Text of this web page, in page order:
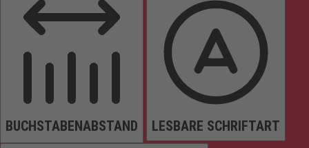
BUCHSTABENABSTAND LESBARE SCHRIFTART